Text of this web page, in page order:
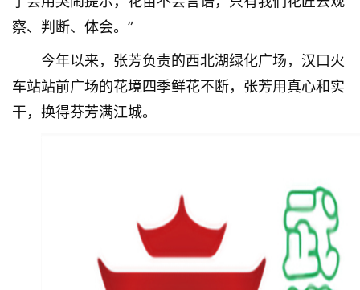
察、判断、体会。”
今年以来，张芳负责的西北湖绿化广场，汉口火
车站站前广场的花境四季鲜花不断，张芳用真心和实
干，换得芬芳满江城。